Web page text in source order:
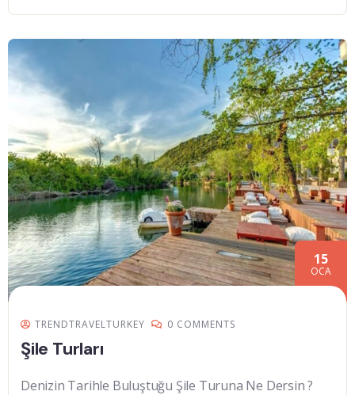
15
OCA
TRENDTRAVELTURKEY 0 COMMENTS
Şile Turları
Denizin Tarihle Buluştuğu Şile Turuna Ne Dersin ?